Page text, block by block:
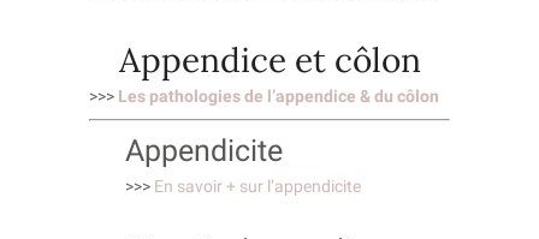
Appendice et côlon
>>> Les pathologies de l’appendice & du côlon
Appendicite
>>> En savoir + sur l’appendicite